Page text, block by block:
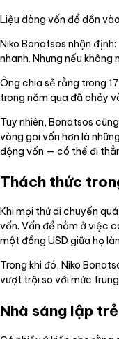
Liệu dòng vốn đổ dồn
Niko Bonatsos nhận
nhanh. Nhưng nếu
Ông chia sẻ rằng trong
trong năm qua đã chảy
Tuy nhiên, Bonatsos
vòng gọi vốn hơn là
động vốn — có thể đi
Thách thức
Khi mọi thứ di chuyển
vốn. Vấn đề nằm ở việc
một đồng USD giữa họ
Trong khi đó, Niko
vượt trội so với mức
Nhà sáng lập